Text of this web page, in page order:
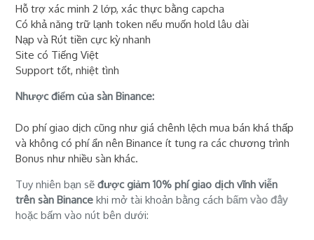
Hỗ trợ xác minh 2 lớp, xác thực bằng capcha
Có khả năng trữ lạnh token nếu muốn hold lâu dài
Nạp và Rút tiền cực kỳ nhanh
Site có Tiếng Việt
Support tốt, nhiệt tình
Nhược điểm của sàn Binance:
Do phí giao dịch cũng như giá chênh lệch mua bán khá thấp
và không có phí ẩn nên Binance ít tung ra các chương trình
Bonus như nhiều sàn khác.
Tuy nhiên bạn sẽđược giảm 10% phí giao dịch vĩnh viễn
trên sàn Binance khi mở tài khoản bằng cáchbấm vào đây
hoặc bấm vào nút bên dưới: